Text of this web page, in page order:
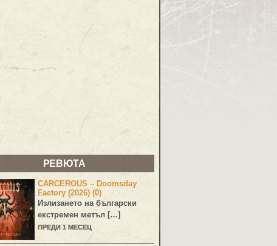
РЕВЮТА
CARCEROUS – Doomsday
Factory (2026) (0)
Излизането на български
екстремен метъл […]
ПРЕДИ 1 МЕСЕЦ